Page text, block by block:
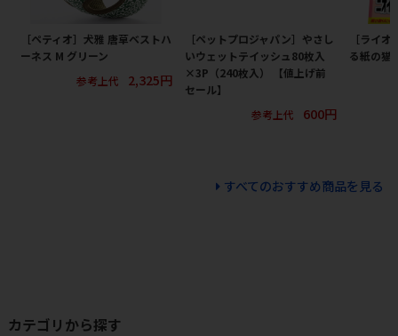
［ペティオ］犬雅 唐草ベストハ
ーネス M グリーン
参考上代
2,325円
［ペットプロジャパン］やさし
いウェットテイッシュ80枚入
×3P（240枚入） 【値上げ前
セール】
参考上代
600円
［ライ
る紙の猫
すべてのおすすめ商品を見る
カテゴリから探す